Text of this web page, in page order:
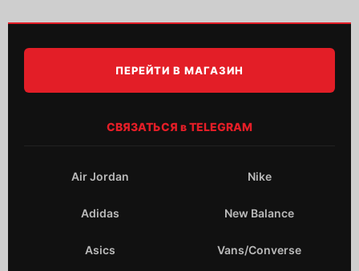
ПЕРЕЙТИ В МАГАЗИН
СВЯЗАТЬСЯ в TELEGRAM
Air Jordan Nike
Adidas New Balance
Asics Vans/Converse